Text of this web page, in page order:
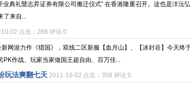
典礼暨志昇证券有限公司搬迁仪式” 在香港隆重召开。这也是沣沅弘
了来自...
02 点击：288 评论:0
网游力作《猎国》，双线二区新服【血月山】、【冰封谷】今天终
作战、玩家当家做国王超自由、百万佳...
玩法爽翻七天 2011-10-02 点击：358 评论:0